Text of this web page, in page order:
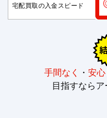
宅配買取の入金スピード
手間なく ・ 安心
目指すなら